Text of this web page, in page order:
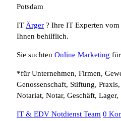
Potsdam
IT Ärger ? Ihre IT Experten vom
Ihnen behilflich.
Sie suchten Online Marketing
*für Unternehmen, Firmen,
Genossenschaft, Stiftung,
Notariat, Notar, Geschäft,
IT & EDV Notdienst Team 0